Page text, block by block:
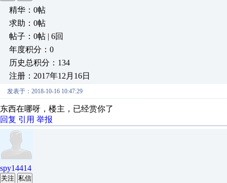
精华：0帖
求助：0帖
帖子：0帖 | 6回
年度积分：0
历史总积分：134
注册：2017年12月16日
发表于：2018-10-16 10:47:29
东西在哪呀，楼主，已经赏你了
回复 引用 举报
spy14414
关注 私信